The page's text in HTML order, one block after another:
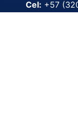
Cel: +57